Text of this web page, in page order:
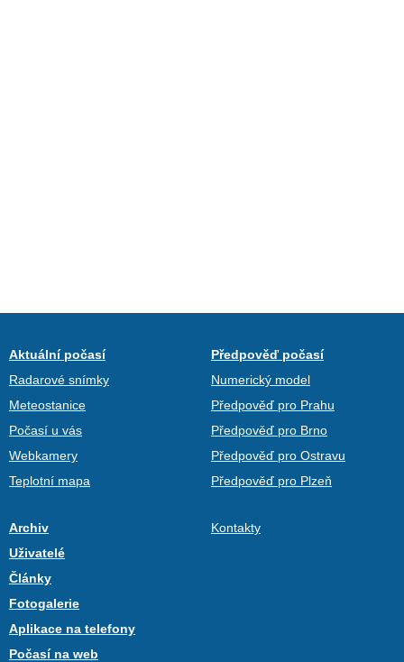
Aktuální počasí
Radarové snímky
Meteostanice
Počasí u vás
Webkamery
Teplotní mapa
Předpověď počasí
Numerický model
Předpověď pro Prahu
Předpověď pro Brno
Předpověď pro Ostravu
Předpověď pro Plzeň
Archiv
Uživatelé
Články
Fotogalerie
Aplikace na telefony
Počasí na web
Kontakty